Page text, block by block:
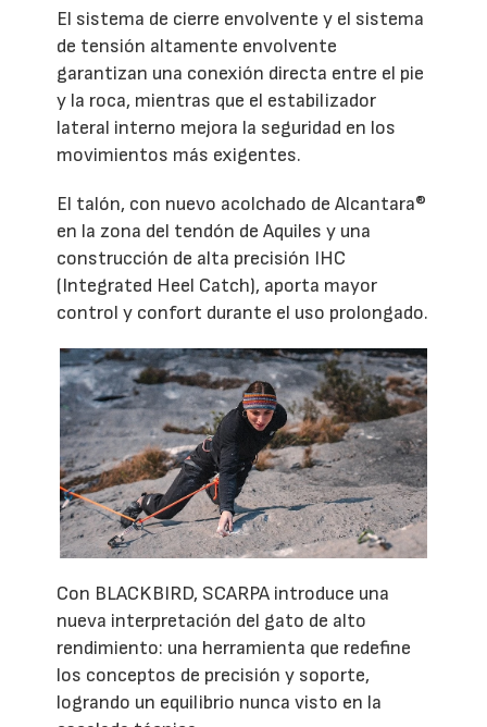
El sistema de cierre envolvente y el sistema
de tensión altamente envolvente
garantizan una conexión directa entre el pie
y la roca, mientras que el estabilizador
lateral interno mejora la seguridad en los
movimientos más exigentes.
El talón, con nuevo acolchado de Alcantara®
en la zona del tendón de Aquiles y una
construcción de alta precisión IHC
(Integrated Heel Catch), aporta mayor
control y confort durante el uso prolongado.
Con BLACKBIRD, SCARPA introduce una
nueva interpretación del gato de alto
rendimiento: una herramienta que redefine
los conceptos de precisión y soporte,
logrando un equilibrio nunca visto en la